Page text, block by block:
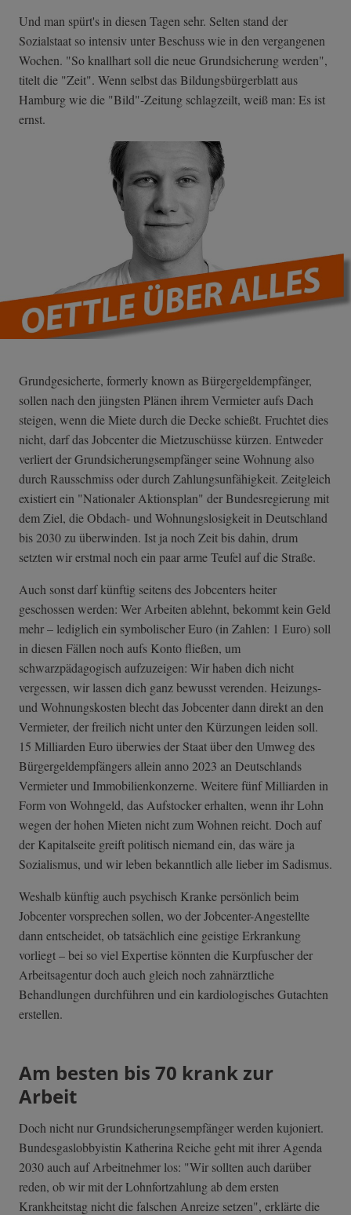
Und man spürt's in diesen Tagen sehr. Selten stand der
Sozialstaat so intensiv unter Beschuss wie in den vergangenen
Wochen. "So knallhart soll die neue Grundsicherung werden",
titelt die "Zeit". Wenn selbst das Bildungsbürgerblatt aus
Hamburg wie die "Bild"-Zeitung schlagzeilt, weiß man: Es ist
ernst.
Grundgesicherte, formerly known as Bürgergeldempfänger,
sollen nach den jüngsten Plänen ihrem Vermieter aufs Dach
steigen, wenn die Miete durch die Decke schießt. Fruchtet dies
nicht, darf das Jobcenter die Mietzuschüsse kürzen. Entweder
verliert der Grundsicherungsempfänger seine Wohnung also
durch Rausschmiss oder durch Zahlungsunfähigkeit. Zeitgleich
existiert ein "Nationaler Aktionsplan" der Bundesregierung mit
dem Ziel, die Obdach- und Wohnungslosigkeit in Deutschland
bis 2030 zu überwinden. Ist ja noch Zeit bis dahin, drum
setzten wir erstmal noch ein paar arme Teufel auf die Straße.
Auch sonst darf künftig seitens des Jobcenters heiter
geschossen werden: Wer Arbeiten ablehnt, bekommt kein Geld
mehr – lediglich ein symbolischer Euro (in Zahlen: 1 Euro) soll
in diesen Fällen noch aufs Konto fließen, um
schwarzpädagogisch aufzuzeigen: Wir haben dich nicht
vergessen, wir lassen dich ganz bewusst verenden. Heizungs-
und Wohnungskosten blecht das Jobcenter dann direkt an den
Vermieter, der freilich nicht unter den Kürzungen leiden soll.
15 Milliarden Euro überwies der Staat über den Umweg des
Bürgergeldempfängers allein anno 2023 an Deutschlands
Vermieter und Immobilienkonzerne. Weitere fünf Milliarden in
Form von Wohngeld, das Aufstocker erhalten, wenn ihr Lohn
wegen der hohen Mieten nicht zum Wohnen reicht. Doch auf
der Kapitalseite greift politisch niemand ein, das wäre ja
Sozialismus, und wir leben bekanntlich alle lieber im Sadismus.
Weshalb künftig auch psychisch Kranke persönlich beim
Jobcenter vorsprechen sollen, wo der Jobcenter-Angestellte
dann entscheidet, ob tatsächlich eine geistige Erkrankung
vorliegt – bei so viel Expertise könnten die Kurpfuscher der
Arbeitsagentur doch auch gleich noch zahnärztliche
Behandlungen durchführen und ein kardiologisches Gutachten
erstellen.
Am besten bis 70 krank zur
Arbeit
Doch nicht nur Grundsicherungsempfänger werden kujoniert.
Bundesgaslobbyistin Katherina Reiche geht mit ihrer Agenda
2030 auch auf Arbeitnehmer los: "Wir sollten auch darüber
reden, ob wir mit der Lohnfortzahlung ab dem ersten
Krankheitstag nicht die falschen Anreize setzen", erklärte die